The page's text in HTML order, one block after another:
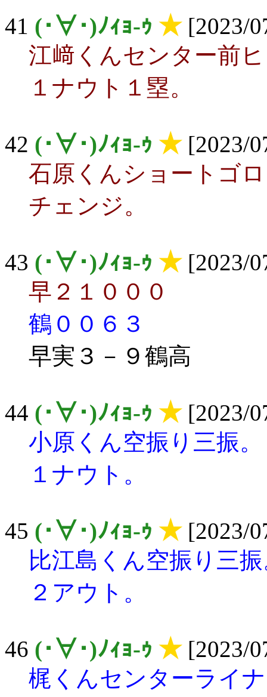
41 (･∀･)ﾉｨｮ-ｩ ★[2023/
江﨑くんセンター前
１ナウト１塁。
42 (･∀･)ﾉｨｮ-ｩ ★[2023/
石原くんショートゴ
チェンジ。
43 (･∀･)ﾉｨｮ-ｩ ★[2023/
早２１０００
鶴００６３
早実３－９鶴高
44 (･∀･)ﾉｨｮ-ｩ ★[2023/
小原くん空振り三振。
１ナウト。
45 (･∀･)ﾉｨｮ-ｩ ★[2023/
比江島くん空振り三
２アウト。
46 (･∀･)ﾉｨｮ-ｩ ★[2023/
梶くんセンターライ